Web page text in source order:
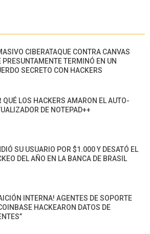
CIBERATAQUE CONTRA CANVAS
PRESUNTAMENTE TERMINÓ EN UN
SECRETO CON HACKERS
QUÉ LOS HACKERS AMARON EL AUTO-
DE NOTEPAD++
SU USUARIO POR $1.000 Y DESATÓ EL
DEL AÑO EN LA BANCA DE BRASIL
INTERNA! AGENTES DE SOPORTE
HACKEARON DATOS DE